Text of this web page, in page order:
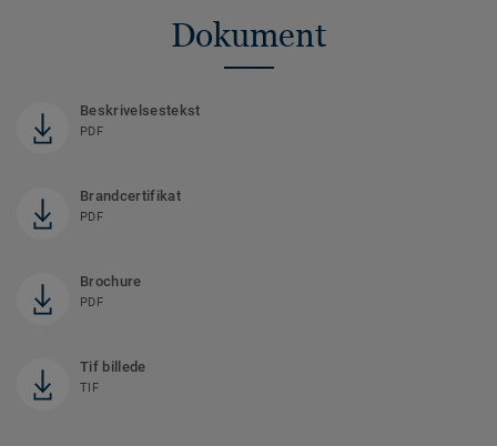
Dokument
Beskrivelsestekst
PDF
Brandcertifikat
PDF
Brochure
PDF
Tif billede
TIF